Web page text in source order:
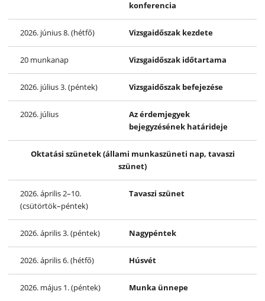
konferencia
2026. június 8. (hétfő) Vizsgaidőszak kezdete
20 munkanap Vizsgaidőszak időtartama
2026. július 3. (péntek) Vizsgaidőszak befejezése
2026. július
Az érdemjegyek
bejegyzésének határideje
Oktatási szünetek (állami munkaszüneti nap, tavaszi
szünet)
2026. április 2–10.
(csütörtök–péntek)
Tavaszi szünet
2026. április 3. (péntek) Nagypéntek
2026. április 6. (hétfő) Húsvét
2026. május 1. (péntek) Munka ünnepe